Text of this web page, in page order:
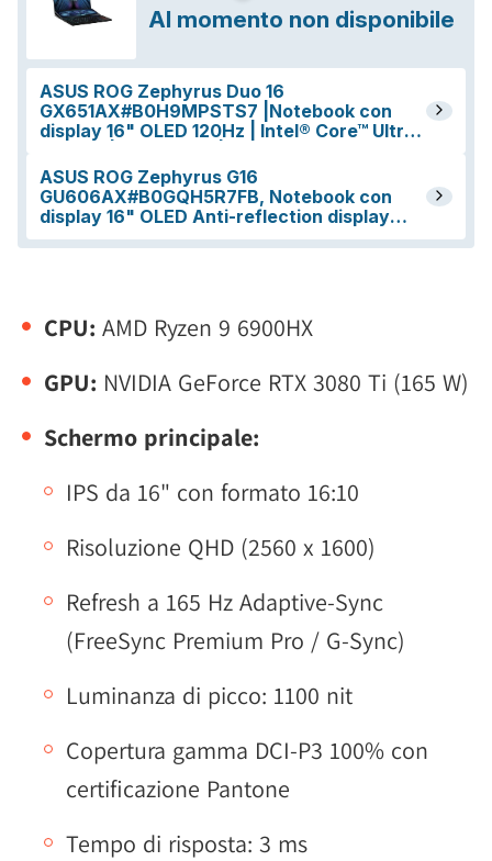
CPU: AMD Ryzen 9 6900HX
GPU: NVIDIA GeForce RTX 3080 Ti (165 W)
Schermo principale:
IPS da 16" con formato 16:10
Risoluzione QHD (2560 x 1600)
Refresh a 165 Hz Adaptive-Sync
(FreeSync Premium Pro / G-Sync)
Luminanza di picco: 1100 nit
Copertura gamma DCI-P3 100% con
certificazione Pantone
Tempo di risposta: 3 ms